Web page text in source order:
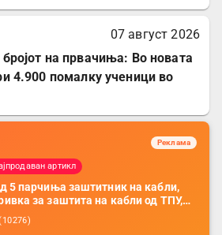
07 август 2026
на првачиња: Во новата
4.900 помалку ученици во
Реклама
артикл
5 парчиња заштитник на кабли,
за заштита на кабли од ТПУ,
за заштита на кабли, без
за мобилни телефони, комплет
10276)